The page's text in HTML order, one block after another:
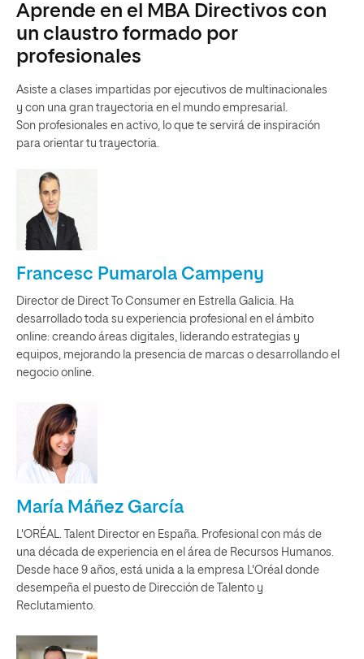
Aprende en el MBA Directivos con
un claustro formado por
profesionales
Asiste a clases impartidas por ejecutivos de multinacionales
y con una gran trayectoria en el mundo empresarial.
Son profesionales en activo, lo que te servirá de inspiración
para orientar tu trayectoria.
Francesc Pumarola Campeny
Director de Direct To Consumer en Estrella Galicia. Ha
desarrollado toda su experiencia profesional en el ámbito
online: creando áreas digitales, liderando estrategias y
equipos, mejorando la presencia de marcas o desarrollando el
negocio online.
María Máñez García
L'ORÉAL. Talent Director en España. Profesional con más de
una década de experiencia en el área de Recursos Humanos.
Desde hace 9 años, está unida a la empresa L'Oréal donde
desempeña el puesto de Dirección de Talento y
Reclutamiento.